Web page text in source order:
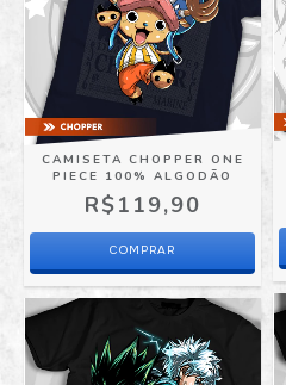
CAMISETA CHOPPER ONE
PIECE 100% ALGODÃO
R$119,90
COMPRAR